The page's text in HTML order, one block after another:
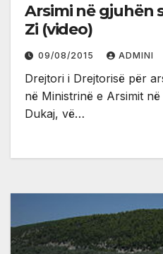
Arsimi në gjuhën
Zi (video)
09/08/2015 ADMINI
Drejtori i Drejtorisë për
në Ministrinë e Arsimit
Dukaj, vë…